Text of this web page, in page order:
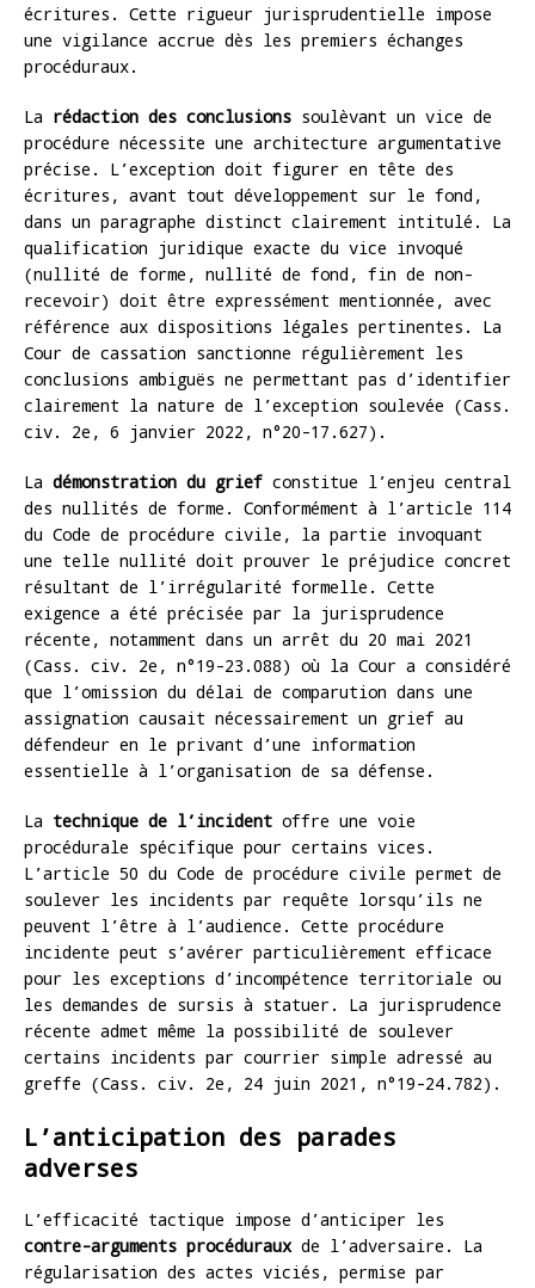
écritures. Cette rigueur jurisprudentielle impose
une vigilance accrue dès les premiers échanges
procéduraux.
La rédaction des conclusions soulèvant un vice de
procédure nécessite une architecture argumentative
précise. L’exception doit figurer en tête des
écritures, avant tout développement sur le fond,
dans un paragraphe distinct clairement intitulé. La
qualification juridique exacte du vice invoqué
(nullité de forme, nullité de fond, fin de non-
recevoir) doit être expressément mentionnée, avec
référence aux dispositions légales pertinentes. La
Cour de cassation sanctionne régulièrement les
conclusions ambiguës ne permettant pas d’identifier
clairement la nature de l’exception soulevée (Cass.
civ. 2e, 6 janvier 2022, n°20-17.627).
La démonstration du grief constitue l’enjeu central
des nullités de forme. Conformément à l’article 114
du Code de procédure civile, la partie invoquant
une telle nullité doit prouver le préjudice concret
résultant de l’irrégularité formelle. Cette
exigence a été précisée par la jurisprudence
récente, notamment dans un arrêt du 20 mai 2021
(Cass. civ. 2e, n°19-23.088) où la Cour a considéré
que l’omission du délai de comparution dans une
assignation causait nécessairement un grief au
défendeur en le privant d’une information
essentielle à l’organisation de sa défense.
La technique de l’incident offre une voie
procédurale spécifique pour certains vices.
L’article 50 du Code de procédure civile permet de
soulever les incidents par requête lorsqu’ils ne
peuvent l’être à l’audience. Cette procédure
incidente peut s’avérer particulièrement efficace
pour les exceptions d’incompétence territoriale ou
les demandes de sursis à statuer. La jurisprudence
récente admet même la possibilité de soulever
certains incidents par courrier simple adressé au
greffe (Cass. civ. 2e, 24 juin 2021, n°19-24.782).
L’anticipation des parades
adverses
L’efficacité tactique impose d’anticiper les
contre-arguments procédurauxde l’adversaire. La
régularisation des actes viciés, permise par